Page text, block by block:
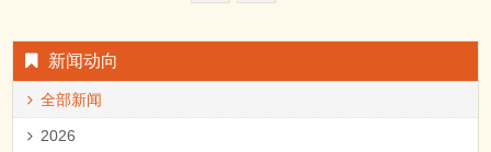
新闻动向
全部新闻
2026